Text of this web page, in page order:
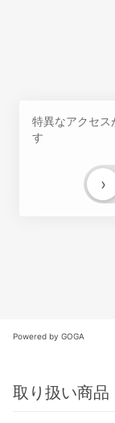
特異なアクセス
す
›
Powered by GOGA
取り扱い商品